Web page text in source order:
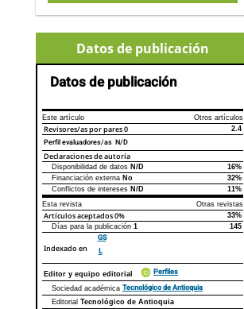
Datos de publicación
Datos de publicación
Este artículo Otros artículos
Revisores/as por pares0 2.4
Perfil evaluadores/as N/D
Declaraciones de autoría
Declaraciones de autoríaEste artículo
Disponibilidad de datos N/D
16%
Financiación externa No
32%
Conflictos de intereses N/D
11%
Esta revista
Otras revistas
Artículos aceptados0%
33%
Días para la publicación 1 145
Indexado en
GS
L
Editor y equipo editorial Perfiles
Sociedad académica Tecnológico de Antioquia
Editorial Tecnológico de Antioquia